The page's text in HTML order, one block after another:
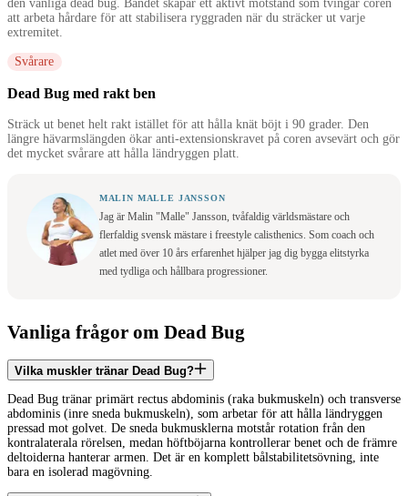
den vanliga dead bug. Bandet skapar ett aktivt motstånd som tvingar coren
att arbeta hårdare för att stabilisera ryggraden när du sträcker ut varje
extremitet.
Svårare
Dead Bug med rakt ben
Sträck ut benet helt rakt istället för att hålla knät böjt i 90 grader. Den
längre hävarmslängden ökar anti-extensionskravet på coren avsevärt och gör
det mycket svårare att hålla ländryggen platt.
MALIN MALLE JANSSON
Jag är Malin "Malle" Jansson, tvåfaldig världsmästare och
flerfaldig svensk mästare i freestyle calisthenics. Som coach och
atlet med över 10 års erfarenhet hjälper jag dig bygga elitstyrka
med tydliga och hållbara progressioner.
Vanliga frågor om Dead Bug
Vilka muskler tränar Dead Bug?
Dead Bug tränar primärt rectus abdominis (raka bukmuskeln) och transverse
abdominis (inre sneda bukmuskeln), som arbetar för att hålla ländryggen
pressad mot golvet. De sneda bukmusklerna motstår rotation från den
kontralaterala rörelsen, medan höftböjarna kontrollerar benet och de främre
deltoiderna hanterar armen. Det är en komplett bålstabilitetsövning, inte
bara en isolerad magövning.